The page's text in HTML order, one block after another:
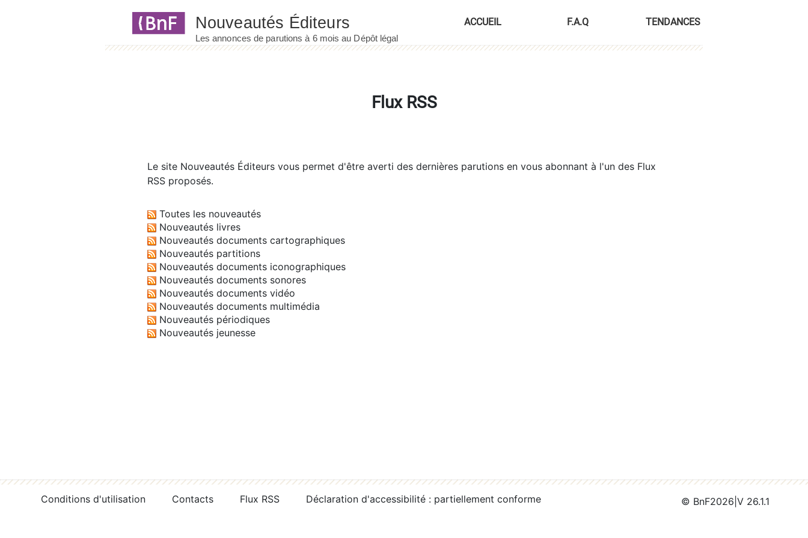
ACCUEIL F.A.Q TENDANCES
Flux RSS
Le site Nouveautés Éditeurs vous permet d'être averti des dernières parutions en vous abonnant à l'un des Flux
RSS proposés.
Toutes les nouveautés
Nouveautés livres
Nouveautés documents cartographiques
Nouveautés partitions
Nouveautés documents iconographiques
Nouveautés documents sonores
Nouveautés documents vidéo
Nouveautés documents multimédia
Nouveautés périodiques
Nouveautés jeunesse
Conditions d'utilisation Contacts Flux RSS Déclaration d'accessibilité : partiellement conforme © BnF2026 V 26.1.1